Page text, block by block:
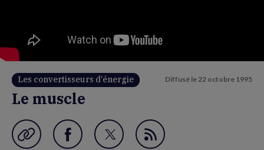
Les convertisseurs d’énergie Diffusé le 22 octobre 1995
Le muscle
Garder en favori
Partager PartagerFlux